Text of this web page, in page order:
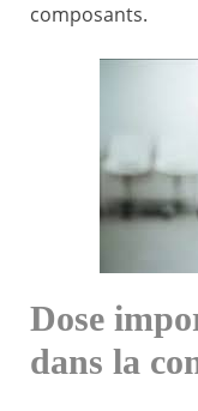
composants.
Dose
dans la